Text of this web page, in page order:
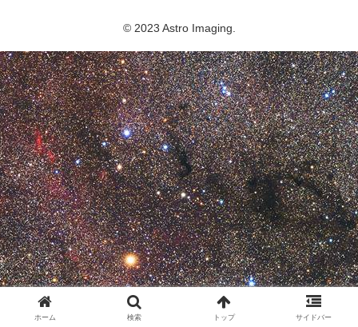
© 2023 Astro Imaging.
ホーム 検索 トップ サイドバー